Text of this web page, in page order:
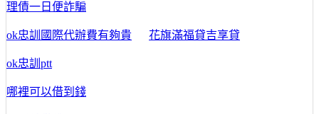
理債一日便詐騙
ok忠訓國際代辦費有夠貴 花旗滿福貸吉享貸
ok忠訓ptt
哪裡可以借到錢